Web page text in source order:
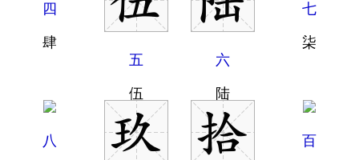
四
肆
五
伍
六
陆
七
柒
八 百